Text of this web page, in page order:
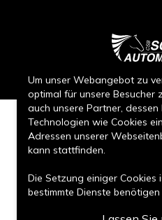
Um unser Webangebot zu
optimal für unsere Besucher
auch unsere Partner,
Technologien wie Cookies
Adressen unserer
kann stattfinden.
Die Setzung einiger
bestimmte Dienste